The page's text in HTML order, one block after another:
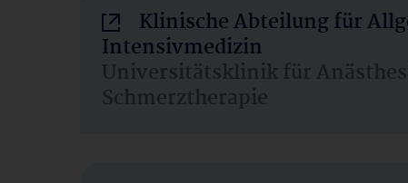
Klinische Abteilung für
Intensivmedizin
Universitätsklinik für
Schmerztherapie